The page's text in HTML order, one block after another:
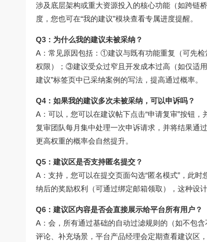
涉及底层架构或重大资源投入的核心功能（如跨链
度，您也可在“我的建议”模块查看专属进度提醒。
Q3：为什么我的建议未被采纳？
A：常见原因包括：①建议与既有功能重复（可先
权限）；③建议受众过窄且开发成本过高（如仅适
建议”标签页中已采纳案例的写法，提高通过概率。
Q4：如果我的建议多次未被采纳，可以申诉吗？
A：可以，您可以在建议帖下点击“申请复审”按钮
复审团队每月集中处理一次申诉请求，并将结果通
更高权重的概率会自然提升。
Q5：建议区是否支持匿名提交？
A：支持，您可以在提交页面勾选“匿名模式”，此
纳后的奖励权利（可通过绑定邮箱领取），这种设
Q6：建议区内容是否会直接展示给平台所有用户？
A：会，所有通过基础的自动过滤规则的（如不包
评论、补充场景，平台产品经理会定期查看建议区